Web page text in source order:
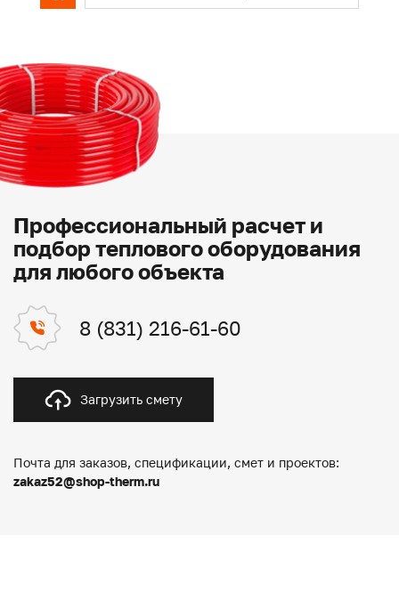
Профессиональный расчет и
подбор теплового оборудования
для любого объекта
8 (831) 216-61-60
Загрузить смету
Почта для заказов, спецификации, смет и проектов:
zakaz52@shop-therm.ru